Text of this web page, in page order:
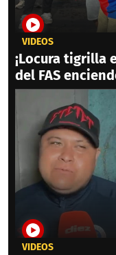
VIDEOS
¡Locura tigrilla
del FAS
VIDEOS